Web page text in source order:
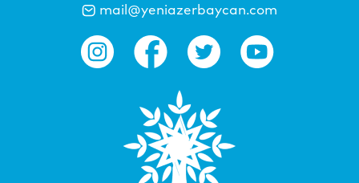
mail@yeniazerbaycan.com